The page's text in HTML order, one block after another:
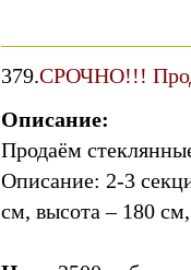
379.СРОЧНО!!!
Описание:
Продаём
Описание: 2-3
см, высота – 180